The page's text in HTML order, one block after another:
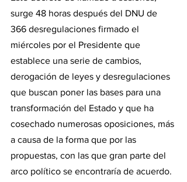
surge 48 horas después del DNU de
366 desregulaciones firmado el
miércoles por el Presidente que
establece una serie de cambios,
derogación de leyes y desregulaciones
que buscan poner las bases para una
transformación del Estado y que ha
cosechado numerosas oposiciones, más
a causa de la forma que por las
propuestas, con las que gran parte del
arco político se encontraría de acuerdo.